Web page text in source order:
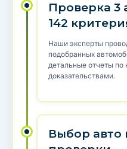
Проверка 3
142
Наши эксперты
подобранных
детальные отчеты по
доказательствами.
Выбор авто